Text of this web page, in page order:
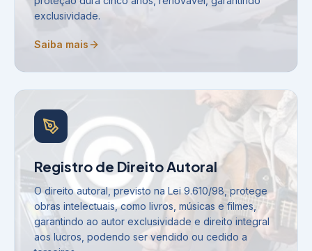
exclusividade.
Saiba mais
Registro de Direito Autoral
O direito autoral, previsto na Lei 9.610/98, protege
obras intelectuais, como livros, músicas e filmes,
garantindo ao autor exclusividade e direito integral
aos lucros, podendo ser vendido ou cedido a